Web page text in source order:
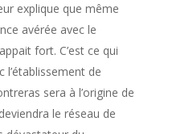
explique que même
avérée avec le
fort. C’est ce qui
l’établissement de
sera à l’origine de
le réseau de